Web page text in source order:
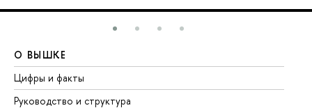
О ВЫШКЕ
Цифры и факты
Руководство и структура